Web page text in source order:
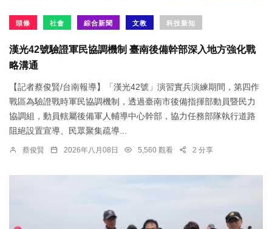
頭條 社會 綜合新聞 文教 科技新知
漢光42號驗證軍民協調機制 臺南後備幹部深入地方強化戰
略溝通
【記者蔡俊賢/台南報導】「漢光42號」演習實兵演練期間，第四作
戰區為驗證戰時軍民協調機制，透過臺南市後備指揮部動員暨民力
協調組，動員轄屬後備軍人輔導中心幹部，協力任務部隊執行道路
阻絕設置宣導、民眾聚集疏導...
蔡俊賢 2026年八月08日 5,560 觀看 2 分享